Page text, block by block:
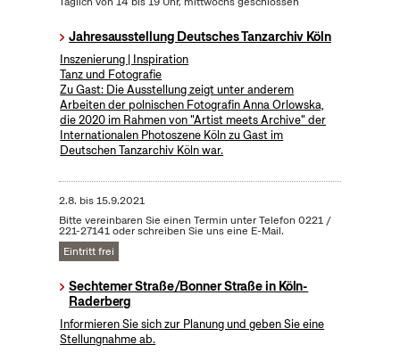
Jahresausstellung Deutsches Tanzarchiv Köln
Inszenierung | Inspiration
Tanz und Fotografie
Zu Gast: Die Ausstellung zeigt unter anderem
Arbeiten der polnischen Fotografin Anna Orlowska,
die 2020 im Rahmen von "Artist meets Archive" der
Internationalen Photoszene Köln zu Gast im
Deutschen Tanzarchiv Köln war.
2.8. bis15.9.2021
Bitte vereinbaren Sie einen Termin unter Telefon 0221 /
221-27141 oder schreiben Sie uns eine E-Mail.
Eintritt frei
Sechtemer Straße/Bonner Straße in Köln-
Raderberg
Informieren Sie sich zur Planung und geben Sie eine
Stellungnahme ab.